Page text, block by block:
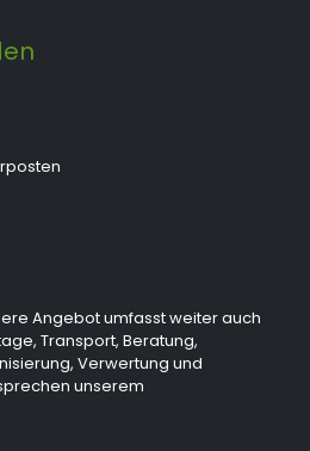
Angebot umfasst weiter auch
Transport, Beratung,
Verwertung und
unserem